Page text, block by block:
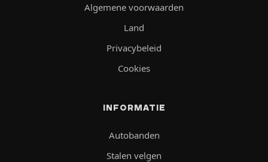
Algemene voorwaarden
Land
Privacybeleid
Cookies
INFORMATIE
Autobanden
Stalen velgen